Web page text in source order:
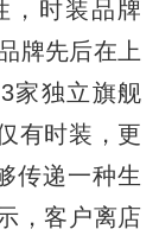
时装品牌
牌先后在上
家独立旗舰
有时装，更
传递一种生
，客户离店